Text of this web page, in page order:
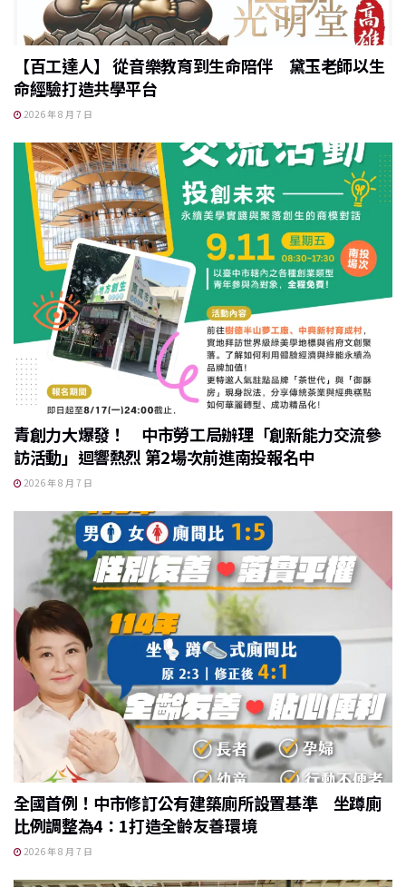
【百工達人】 從音樂教育到生命陪伴 黛玉老師以生
命經驗打造共學平台
2026 年 8 月 7 日
青創力大爆發！ 中市勞工局辦理「創新能力交流參
訪活動」迴響熱烈 第2場次前進南投報名中
2026 年 8 月 7 日
全國首例！中市修訂公有建築廁所設置基準 坐蹲廁
比例調整為4：1打造全齡友善環境
2026 年 8 月 7 日